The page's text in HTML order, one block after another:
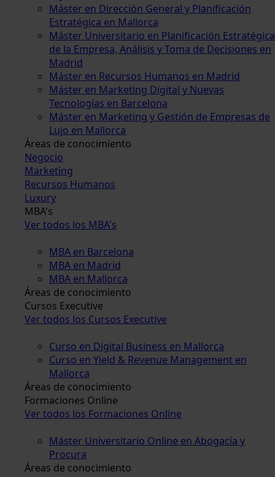
Máster en Dirección General y Planificación
Estratégica en Mallorca
Máster Universitario en Planificación Estratégica
de la Empresa, Análisis y Toma de Decisiones en
Madrid
Máster en Recursos Humanos en Madrid
Máster en Marketing Digital y Nuevas
Tecnologías en Barcelona
Máster en Marketing y Gestión de Empresas de
Lujo en Mallorca
Áreas de conocimiento
Negocio
Marketing
Recursos Humanos
Luxury
MBA's
Ver todos los MBA's
MBA en Barcelona
MBA en Madrid
MBA en Mallorca
Áreas de conocimiento
Cursos Executive
Ver todos los Cursos Executive
Curso en Digital Business en Mallorca
Curso en Yield & Revenue Management en
Mallorca
Áreas de conocimiento
Formaciones Online
Ver todos los Formaciones Online
Máster Universitario Online en Abogacía y
Procura
Áreas de conocimiento